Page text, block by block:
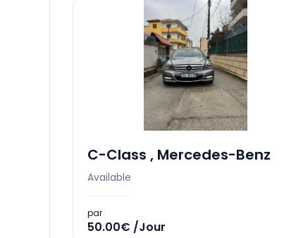
C-Class , Mercedes-Benz
Available
par
50.00€ /Jour